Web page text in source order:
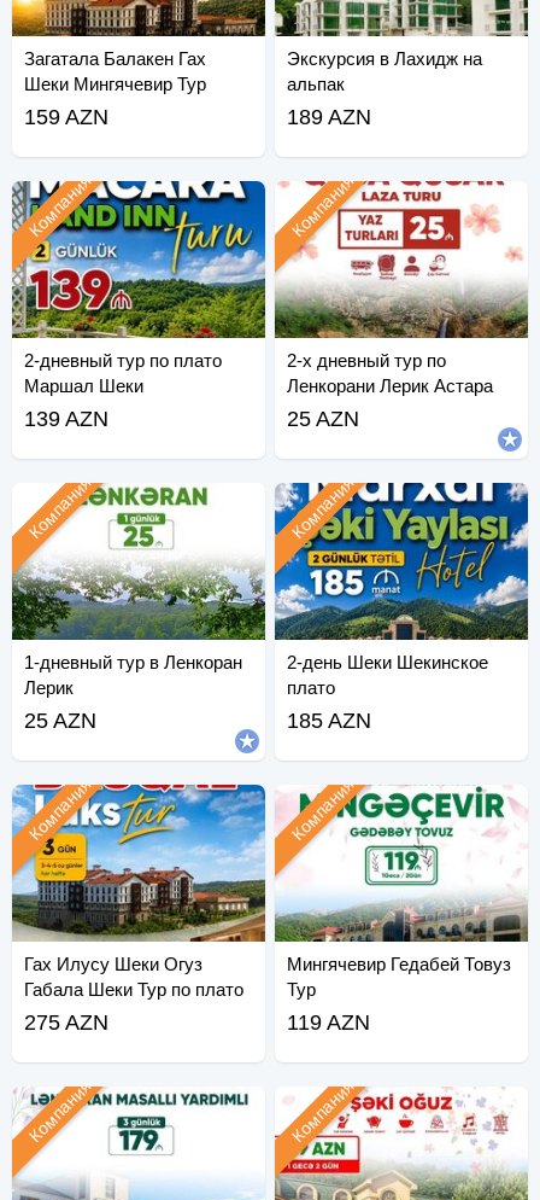
Загатала Балакен Гах
Шеки Мингячевир Тур
159 AZN
Экскурсия в Лахидж на
альпак
189 AZN
2-дневный тур по плато
Маршал Шеки
Компания
139 AZN
2-х дневный тур по
Ленкорани Лерик Астара
Компания
25 AZN
1-дневный тур в Ленкоран
Лерик
Компания
25 AZN
2-день Шеки Шекинское
плато
Компания
185 AZN
Гах Илусу Шеки Огуз
Габала Шеки Тур по плато
Компания
275 AZN
Мингячевир Гедабей Товуз
Тур
Компания
119 AZN
Компания Компания